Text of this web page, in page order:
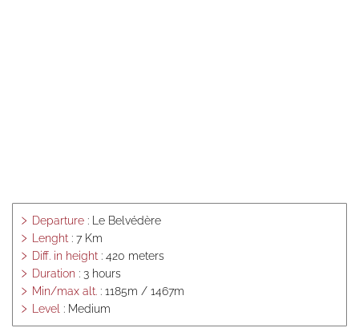
chalet privatif,
journée
d'études
Séminaire
d'entreprise,
coaching pro,
réunions de
travail
Departure : Le Belvédère
Lenght : 7 Km
Diff. in height : 420 meters
Duration : 3 hours
Min/max alt. : 1185m / 1467m
Level : Medium